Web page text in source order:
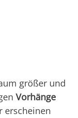
größer und
Vorhänge
erscheinen